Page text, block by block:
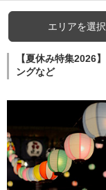
エリアを選択
【夏休み特集2026
ングなど